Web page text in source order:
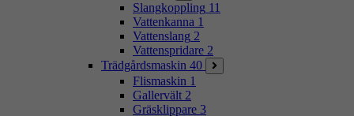
Slangkoppling 11
Vattenkanna 1
Vattenslang 2
Vattenspridare 2
Trädgårdsmaskin 40
Flismaskin 1
Gallervält 2
Gräsklippare 3